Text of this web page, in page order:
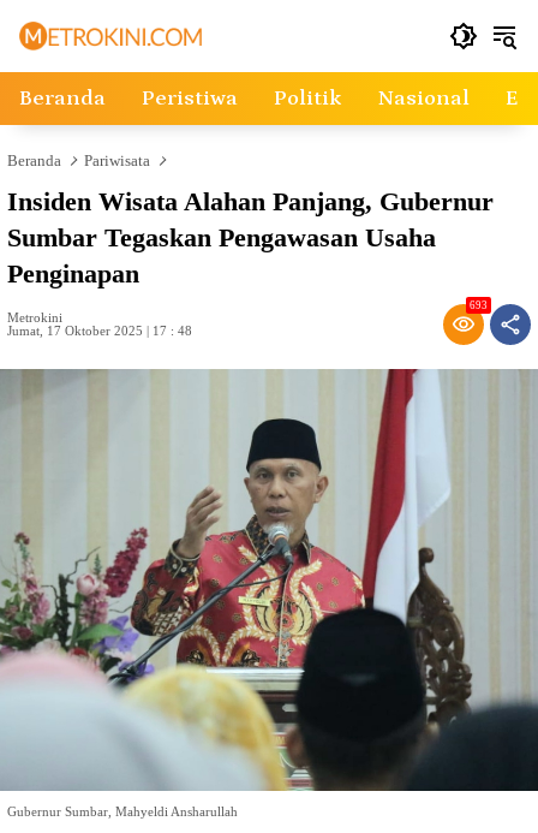
Beranda Peristiwa Politik Nasional
Beranda Pariwisata
Insiden Wisata Alahan Panjang, Gubernur
Sumbar Tegaskan Pengawasan Usaha
Penginapan
Metrokini
Jumat, 17 Oktober 2025 | 17 : 48
693
Gubernur Sumbar, Mahyeldi Ansharullah